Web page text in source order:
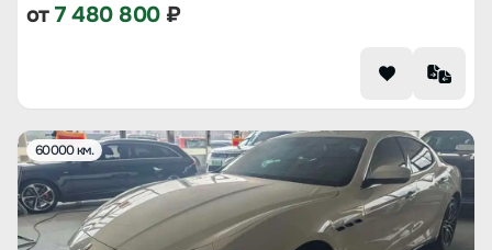
от7 480 800₽
60000 км.